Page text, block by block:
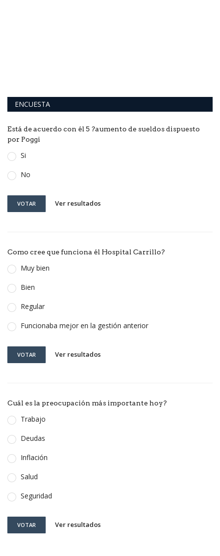
ENCUESTA
Está de acuerdo con él 5 ?aumento de sueldos dispuesto
por Poggi
Si
No
VOTAR Ver resultados
Como cree que funciona él Hospital Carrillo?
Muy bien
Bien
Regular
Funcionaba mejor en la gestión anterior
VOTAR Ver resultados
Cuál es la preocupación más importante hoy?
Trabajo
Deudas
Inflación
Salud
Seguridad
VOTAR Ver resultados